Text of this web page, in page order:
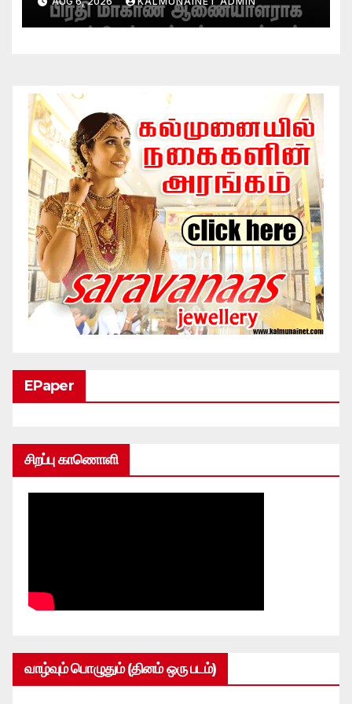
அனஸ்டீன் கடமையேற்பு!
EPaper
சிறப்பு காணொளி
வாழ்வும் பொழுதும் (தினம் ஒரு படம்)